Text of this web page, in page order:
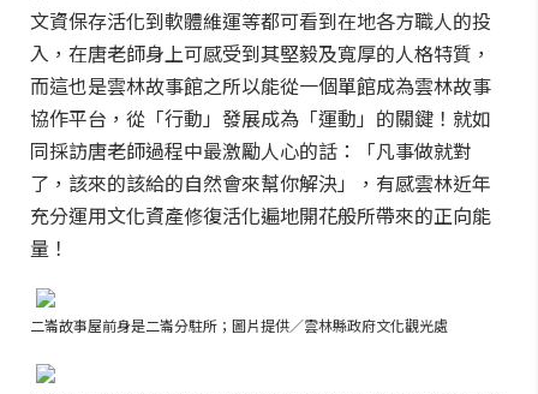
文資保存活化到軟體維運等都可看到在地各方職人的投
入，在唐老師身上可感受到其堅毅及寬厚的人格特質，
而這也是雲林故事館之所以能從一個單館成為雲林故事
協作平台，從「行動」發展成為「運動」的關鍵！就如
同採訪唐老師過程中最激勵人心的話：「凡事做就對
了，該來的該給的自然會來幫你解決」，有感雲林近年
充分運用文化資產修復活化遍地開花般所帶來的正向能
量！
二崙故事屋前身是二崙分駐所；圖片提供／雲林縣政府文化觀光處